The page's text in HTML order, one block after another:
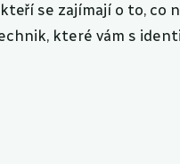
se zajímají o to, co
které vám s